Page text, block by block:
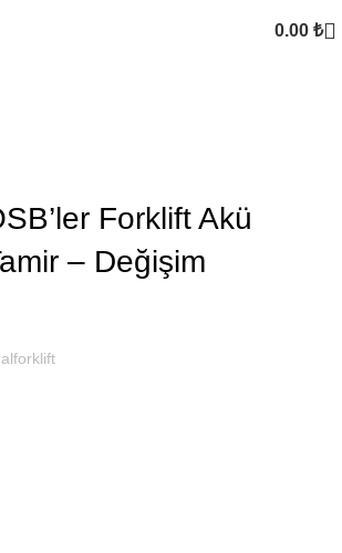
0.00 ₺
Forklift Akü
– Değişim